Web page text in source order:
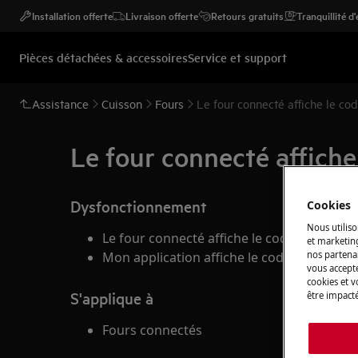
Installation offerte Livraison offerte Retours gratuits Tranquillité
Pièces détachées & accessoiresService et support
Assistance Cuisson Fours Le four connecté affiche le
Le four connecté
Dysfonctionnement
Le four connecté affiche le code erreur
Mon application affiche le code erreur
S'applique à
Fours connectés
Cookies
Nous
et
nos
vous
cookies et
être